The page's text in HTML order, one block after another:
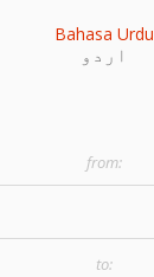
Bahasa Urdu
اردو